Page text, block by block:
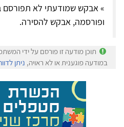
» אבקש שמודעתי לא
ופורסמה, אבקש להסירה.
תוכן מודעה זו פורסם על ידי
במודעה פוגענית או לא ראויה, ניתן